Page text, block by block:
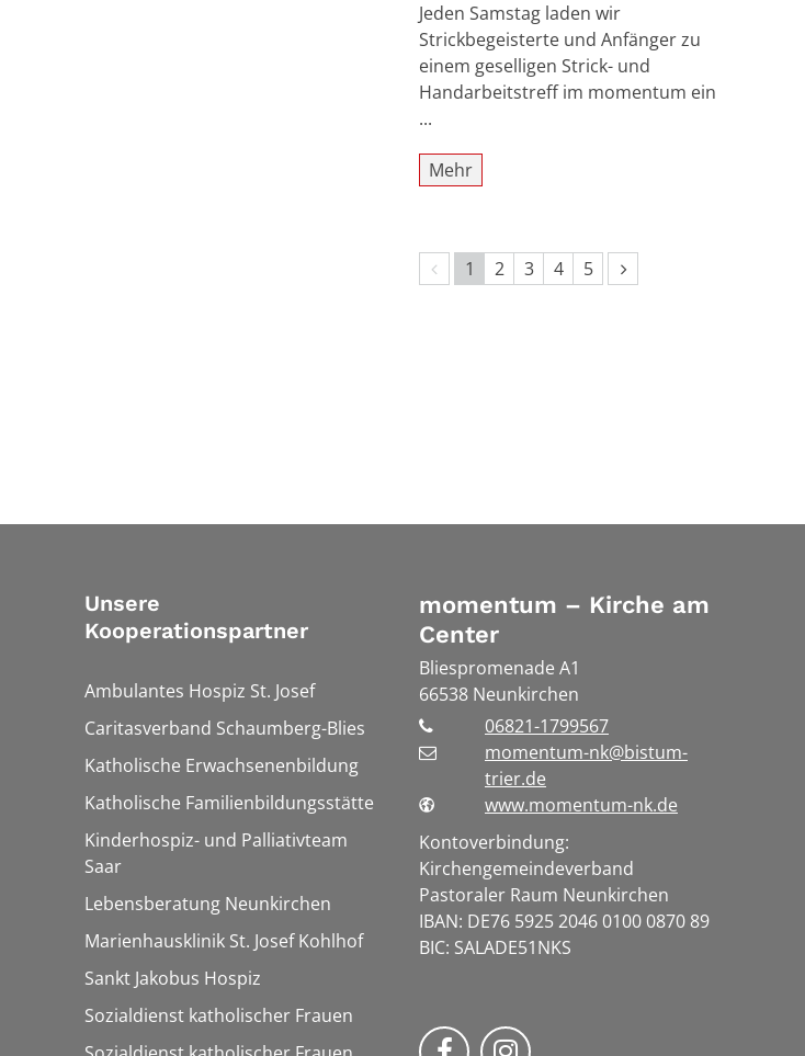
Jeden Samstag laden wir
Strickbegeisterte und Anfänger zu
einem geselligen Strick- und
Handarbeitstreff im momentum ein
...
Mehr
Vorherige Seite
1 2 3 4 5 Nächste Seite
Unsere
Kooperationspartner
Ambulantes Hospiz St. Josef
Caritasverband Schaumberg-Blies
Katholische Erwachsenenbildung
Katholische Familienbildungsstätte
Kinderhospiz- und Palliativteam
Saar
Lebensberatung Neunkirchen
Marienhausklinik St. Josef Kohlhof
Sankt Jakobus Hospiz
Sozialdienst katholischer Frauen
momentum – Kirche am
Center
Bliespromenade A1
66538 Neunkirchen
06821-1799567
momentum-nk@bistum-
trier.de
www.momentum-nk.de
Kontoverbindung:
Kirchengemeindeverband
Pastoraler Raum Neunkirchen
IBAN: DE76 5925 2046 0100 0870 89
BIC: SALADE51NKS
momentum – Kirche am Center
Bmomentum – Kirche am